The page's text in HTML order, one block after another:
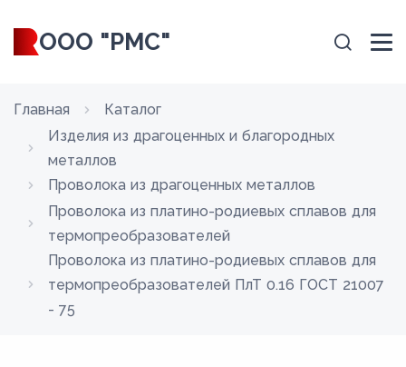
ООО "РМС"
Главная
Каталог
Изделия из драгоценных и благородных
металлов
Проволока из драгоценных металлов
Проволока из платино-родиевых сплавов для
термопреобразователей
Проволока из платино-родиевых сплавов для
термопреобразователей ПлТ 0.16 ГОСТ 21007
- 75